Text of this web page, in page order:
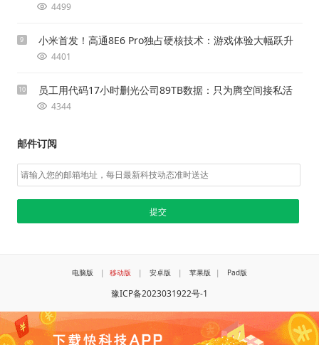
4499
9 小米首发！高通8E6 Pro独占硬核技术：游戏体验大幅跃升
4401
10 员工用代码17小时删光公司89TB数据：只为腾空间接私活
4344
邮件订阅
电脑版 | 移动版 | 安卓版 | 苹果版 | Pad版
豫ICP备2023031922号-1